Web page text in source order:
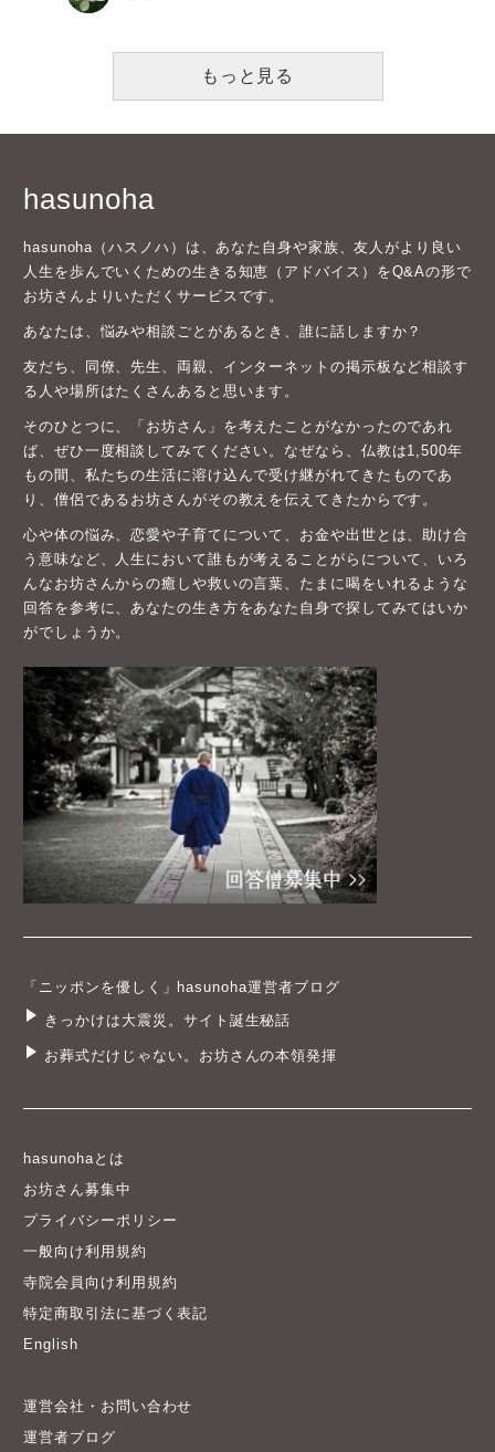
もっと見る
hasunoha
hasunoha（ハスノハ）は、あなた自身や家族、友人がより良い
人生を歩んでいくための生きる知恵（アドバイス）をQ&Aの形で
お坊さんよりいただくサービスです。
あなたは、悩みや相談ごとがあるとき、誰に話しますか？
友だち、同僚、先生、両親、インターネットの掲示板など相談す
る人や場所はたくさんあると思います。
そのひとつに、「お坊さん」を考えたことがなかったのであれ
ば、ぜひ一度相談してみてください。なぜなら、仏教は1,500年
もの間、私たちの生活に溶け込んで受け継がれてきたものであ
り、僧侶であるお坊さんがその教えを伝えてきたからです。
心や体の悩み、恋愛や子育てについて、お金や出世とは、助け合
う意味など、人生において誰もが考えることがらについて、いろ
んなお坊さんからの癒しや救いの言葉、たまに喝をいれるような
回答を参考に、あなたの生き方をあなた自身で探してみてはいか
がでしょうか。
「ニッポンを優しく」hasunoha運営者ブログ
きっかけは大震災。サイト誕生秘話
お葬式だけじゃない。お坊さんの本領発揮
hasunohaとは
お坊さん募集中
プライバシーポリシー
一般向け利用規約
寺院会員向け利用規約
特定商取引法に基づく表記
English
運営会社・お問い合わせ
運営者ブログ